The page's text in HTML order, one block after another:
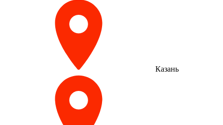
Казань